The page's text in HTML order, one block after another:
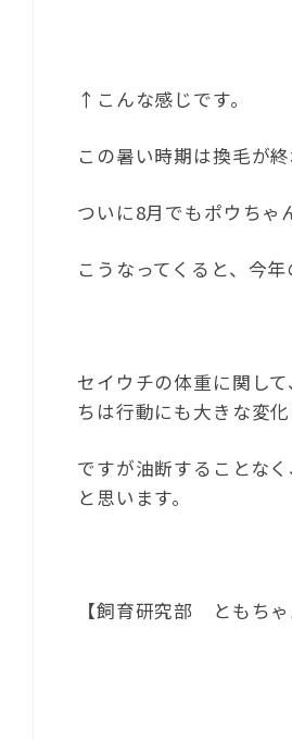
↑こんな感じです。
この暑い時期は換毛が
ついに8月でもポウちゃ
こうなってくると、今
セイウチの体重に関し
ちは行動にも大きな変
ですが油断することな
と思います。
【飼育研究部 ともちゃ